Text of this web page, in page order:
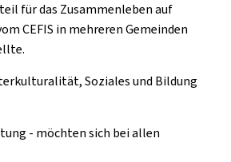
für das Zusammenleben auf
CEFIS in mehreren Gemeinden
Soziales und Bildung
- möchten sich bei allen